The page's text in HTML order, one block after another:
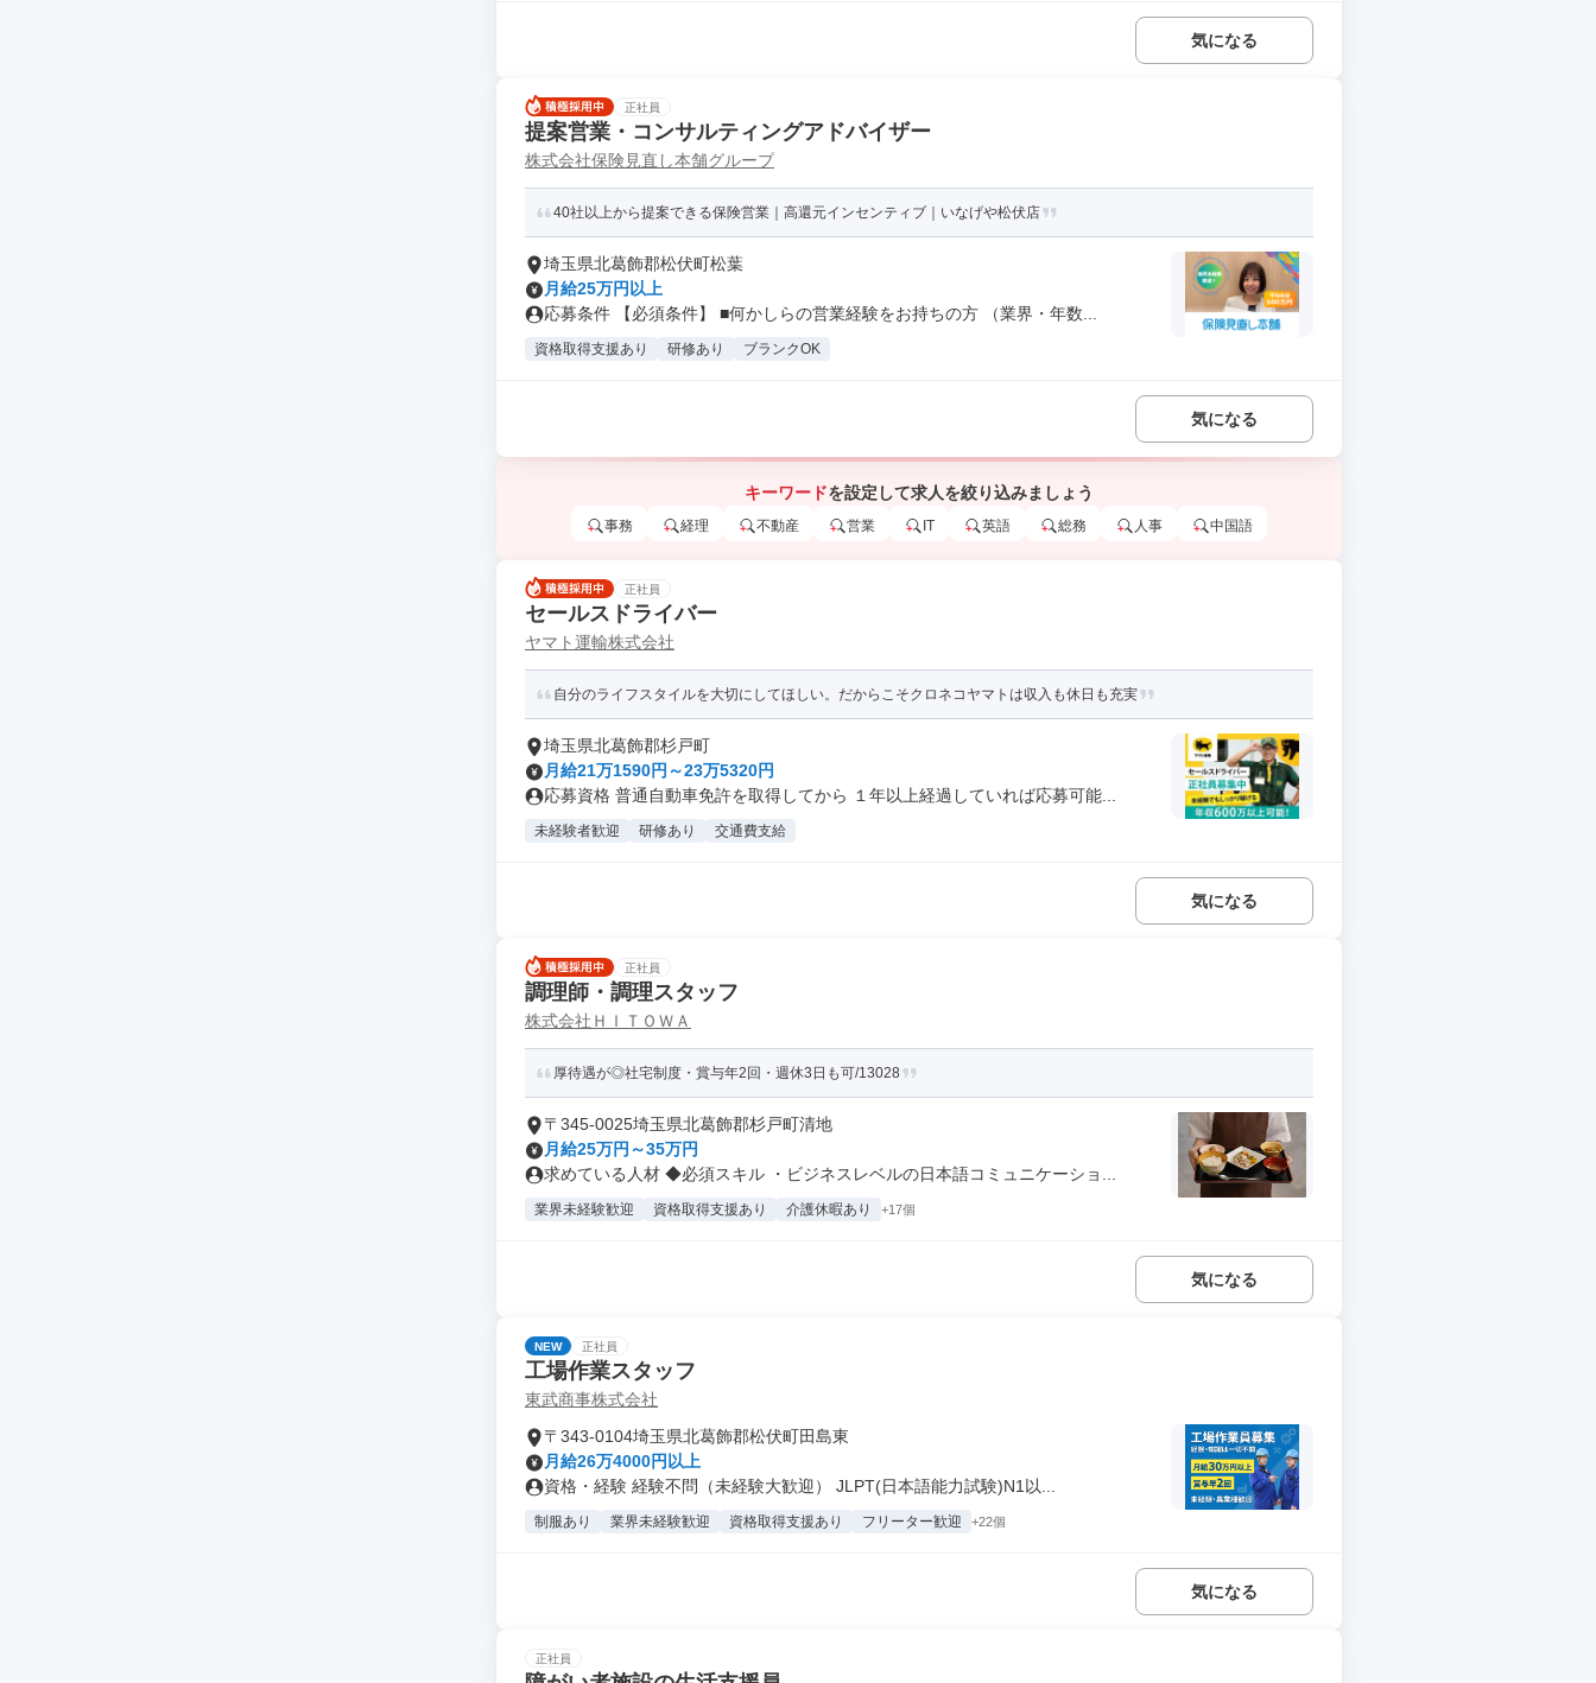
気になる
正社員
提案営業・コンサルティングアドバイザー
株式会社保険見直し本舗グループ
40社以上から提案できる保険営業｜高還元インセンティブ｜いなげや松伏店
埼玉県北葛飾郡松伏町松葉
月給25万円以上
応募条件 【必須条件】 ■何かしらの営業経験をお持ちの方 （業界・年数...
資格取得支援あり 研修あり ブランクOK
気になる
キーワードを設定して求人を絞り込みましょう
事務 経理 不動産 営業 IT 英語 総務 人事 中国語
正社員
セールスドライバー
ヤマト運輸株式会社
自分のライフスタイルを大切にしてほしい。だからこそクロネコヤマトは収入も休日も充実
埼玉県北葛飾郡杉戸町
月給21万1590円～23万5320円
応募資格 普通自動車免許を取得してから １年以上経過していれば応募可能...
未経験者歓迎 研修あり 交通費支給
気になる
正社員
調理師・調理スタッフ
株式会社ＨＩＴＯＷＡ
厚待遇が◎社宅制度・賞与年2回・週休3日も可/13028
〒345-0025埼玉県北葛飾郡杉戸町清地
月給25万円～35万円
求めている人材 ◆必須スキル ・ビジネスレベルの日本語コミュニケーショ...
業界未経験歓迎 資格取得支援あり 介護休暇あり +17個
気になる
NEW 正社員
工場作業スタッフ
東武商事株式会社
〒343-0104埼玉県北葛飾郡松伏町田島東
月給26万4000円以上
資格・経験 経験不問（未経験大歓迎） JLPT(日本語能力試験)N1以...
制服あり 業界未経験歓迎 資格取得支援あり フリーター歓迎 +22個
気になる
正社員